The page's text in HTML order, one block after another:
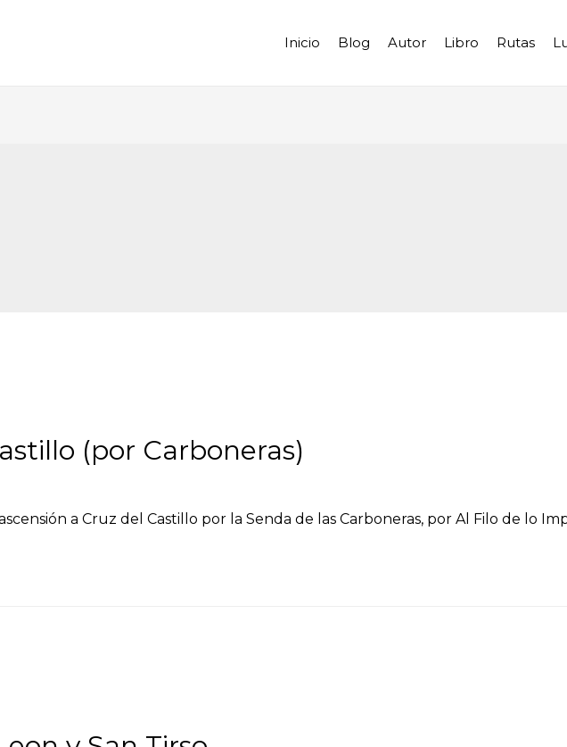
Inicio Blog Autor Libro Rutas
(por Carboneras)
a Cruz del Castillo por la Senda de las Carboneras, por Al Filo de lo